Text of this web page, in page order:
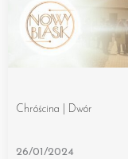
Chróścina | Dwór
26/01/2024